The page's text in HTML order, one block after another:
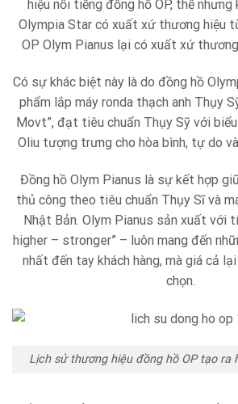
hiệu nổi tiếng đồng hồ OP, thế nhưng
Olympia Star có xuất xứ thương hiệu
OP Olym Pianus lại có xuất xứ
Có sự khác biệt này là do đồng hồ
phẩm lắp máy ronda thạch anh Thụy
Movt”, đạt tiêu chuẩn Thụy Sỹ với
Oliu tượng trưng cho hòa bình, tự do
Đồng hồ Olym Pianus là sự kết hợp
thủ công theo tiêu chuẩn Thụy Sĩ và
Nhật Bản. Olym Pianus sản xuất với
higher – stronger” – luôn mang đến
nhất đến tay khách hàng, mà giá cả
chọn.
Lịch sử thương hiệu đồng hồ OP tạo ra